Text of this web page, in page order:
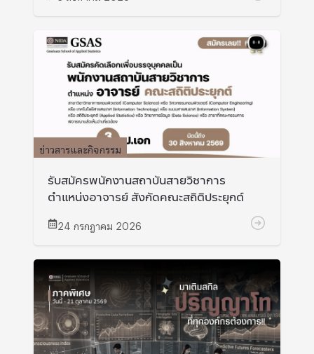
ข่าวสารและกิจกรรม
รับสมัครพนักงานสถาบันสายวิชาการ
ตำแหน่งอาจารย์ สังกัดคณะสถิติประยุกต์
24 กรกฎาคม 2026